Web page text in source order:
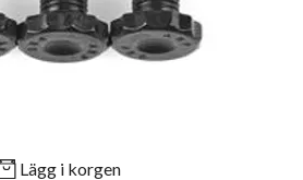
Lägg i korgen